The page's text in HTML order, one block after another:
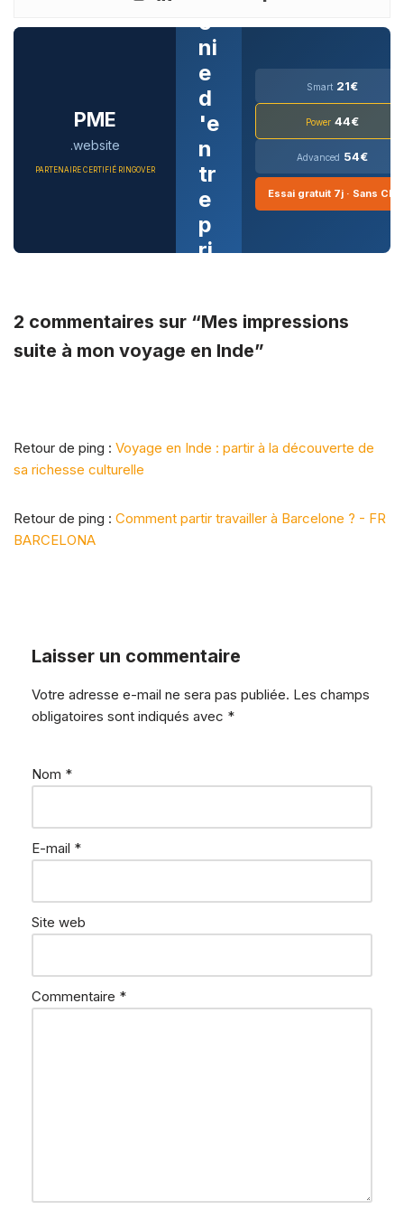
PME
.website
PARTENAIRE CERTIFIÉ RINGOVER
o
ni
e
d
'e
n
tr
e
p
ri
d
è
o
d
—
clo
ud ·
·
Smart 21€
Power 44€
Advanced 54€
Essai gratuit 7j · Sans CB
2 commentaires sur “Mes impressions
suite à mon voyage en Inde”
Retour de ping : Voyage en Inde : partir à la découverte de
sa richesse culturelle
Retour de ping : Comment partir travailler à Barcelone ? - FR
BARCELONA
Laisser un commentaire
Votre adresse e-mail ne sera pas publiée. Les champs
obligatoires sont indiqués avec *
Nom *
E-mail *
Site web
Commentaire *